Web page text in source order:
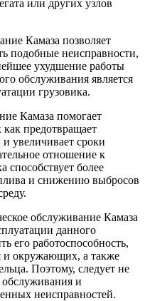
или других узлов
Камаза позволяет
подобные неисправности,
ухудшение работы
обслуживания является
грузовика.
Камаза помогает
как предотвращает
увеличивает сроки
отношение к
способствует более
и снижению выбросов
обслуживание Камаза
данного
его работоспособность,
и окружающих, а также
Поэтому, следует не
обслуживания и
неисправностей.